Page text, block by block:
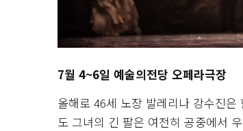
7월 4~6일 예술의전당 오페라극장
올해로 46세 노장 발레리나 강수진
도 그녀의 긴 팔은 여전히 공중에서